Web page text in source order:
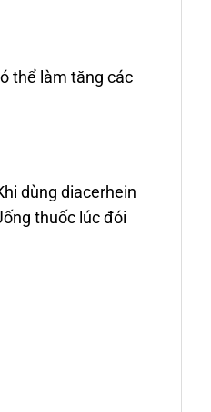
thể làm tăng các
dùng diacerhein
thuốc lúc đói